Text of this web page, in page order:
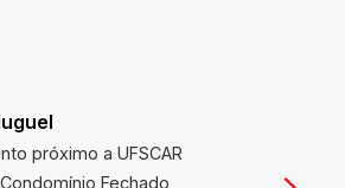
estratégico facilita
escolha valorizada para
Para Você Ideal
desejam residir em um local
próximo a UFSCAR
Fechado